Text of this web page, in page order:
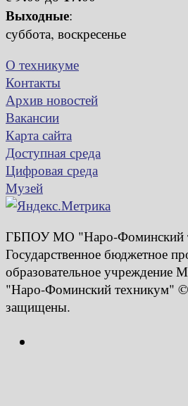
Выходные:
суббота, воскресенье
О техникуме
Контакты
Архив новостей
Вакансии
Карта сайта
Доступная среда
Цифровая среда
Музей
ГБПОУ МО "Наро-Фоминский
Государственное бюджетное
образовательное учреждение
"Наро-Фоминский техникум"
защищены.